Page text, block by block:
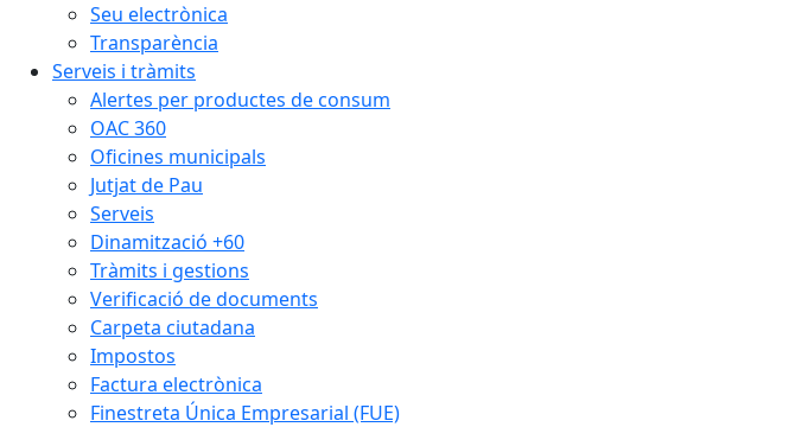
Seu electrònica
Transparència
Serveis i tràmits
Alertes per productes de consum
OAC 360
Oficines municipals
Jutjat de Pau
Serveis
Dinamització +60
Tràmits i gestions
Verificació de documents
Carpeta ciutadana
Impostos
Factura electrònica
Finestreta Única Empresarial (FUE)